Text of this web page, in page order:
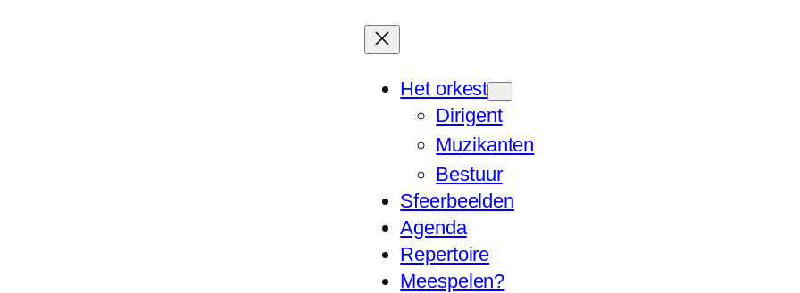
Het orkest
Dirigent
Muzikanten
Bestuur
Sfeerbeelden
Agenda
Repertoire
Meespelen?